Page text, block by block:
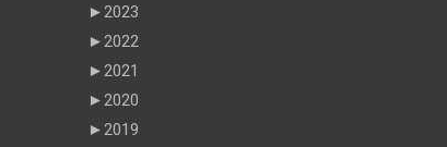
►2023
►2022
►2021
►2020
►2019